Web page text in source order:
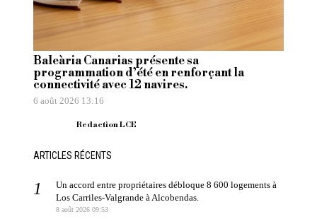
Baleària Canarias présente sa
programmation d’été en renforçant la
connectivité avec 12 navires.
6 août 2026 13:16
Redaction LCE
ARTICLES RÉCENTS
Un accord entre propriétaires débloque 8 600 logements à
Los Carriles-Valgrande à Alcobendas.
8 août 2026 09:53